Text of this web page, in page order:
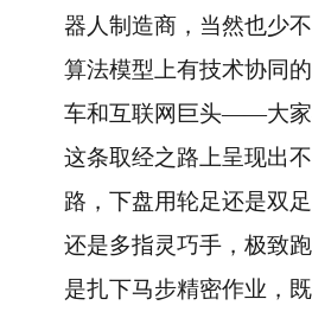
器人制造商，当然也少
算法模型上有技术协同
车和互联网巨头——大家
这条取经之路上呈现出
路，下盘用轮足还是双
还是多指灵巧手，极致
是扎下马步精密作业，